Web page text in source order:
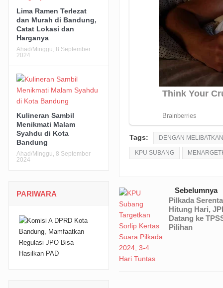
Tags: DENGAN
KPU SUBANG
Sebelumnya
Pilkada
Hitung Hari,
Datang ke
Pilihan
Lima Ramen Terlezat
dan Murah di Bandung,
Catat Lokasi dan
Harganya
Ahad/Minggu, 8 September
2024
Kulineran Sambil
Menikmati Malam
Syahdu di Kota
Bandung
Ahad/Minggu, 8 September
2024
PARIWARA